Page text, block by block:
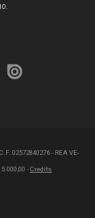
02572840276 - REA VE-
-Credits